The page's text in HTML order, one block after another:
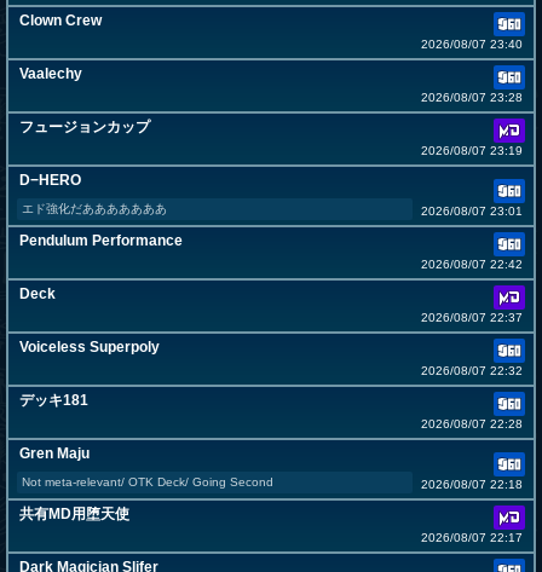
Clown Crew
2026/08/07 23:40
Vaalechy
2026/08/07 23:28
フュージョンカップ
2026/08/07 23:19
D−HERO
エド強化だあああああああ 2026/08/07 23:01
Pendulum Performance
2026/08/07 22:42
Deck
2026/08/07 22:37
Voiceless Superpoly
2026/08/07 22:32
デッキ181
2026/08/07 22:28
Gren Maju
Not meta-relevant/ OTK Deck/ Going Second 2026/08/07 22:18
共有MD用堕天使
2026/08/07 22:17
Dark Magician Slifer